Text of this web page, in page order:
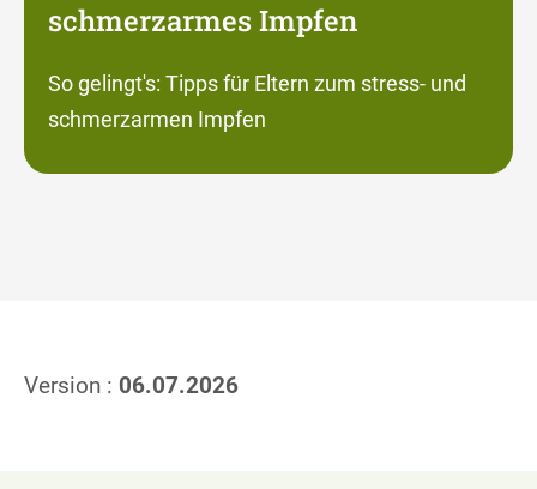
schmerzarmes Impfen
So gelingt's: Tipps für Eltern zum stress- und
schmerzarmen Impfen
Version : 06.07.2026